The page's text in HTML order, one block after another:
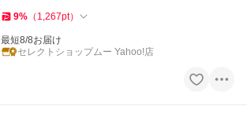
9% （ 1,267pt）
最短8/8お届け
セレクトショップムー Yahoo!店